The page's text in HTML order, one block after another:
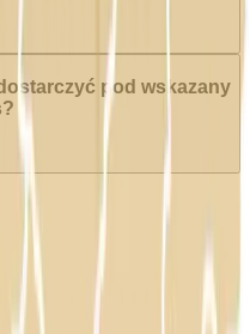
pod wskazany